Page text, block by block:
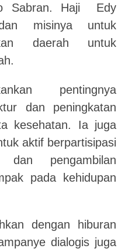
Sabran. Haji Edy
misinya untuk
daerah untuk
pentingnya
dan peningkatan
kesehatan. Ia juga
aktif berpartisipasi
dan pengambilan
pada kehidupan
dengan hiburan
dialogis juga